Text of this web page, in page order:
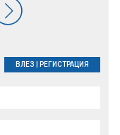
ВЛЕЗ РЕГИСТРАЦИЯ